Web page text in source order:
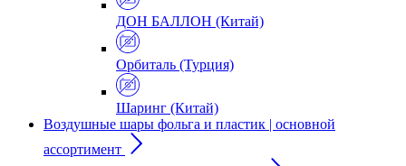
ДОН БАЛЛОН (Китай)
Орбиталь (Турция)
Шаринг (Китай)
Воздушные шары фольга и пластик | основной
ассортимент